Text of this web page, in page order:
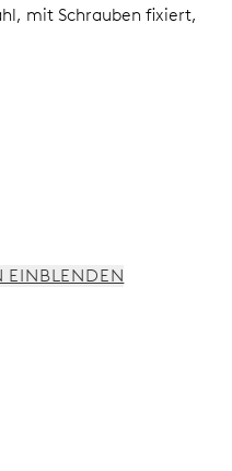
mit Schrauben fixiert,
EINBLENDEN